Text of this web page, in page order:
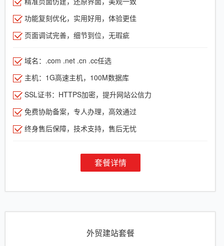
功能复刻优化，实用好用，体验更佳
页面调试完善，细节到位，无瑕疵
域名：.com .net .cn .cc任选
主机：1G高速主机，100M数据库
SSL证书：HTTPS加密，提升网站公信力
免费协助备案，专人办理，高效通过
终身售后保障，技术支持，售后无忧
套餐详情
外贸建站套餐